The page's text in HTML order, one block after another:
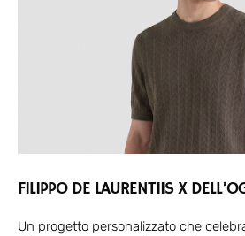
FILIPPO DE LAURENTIIS X
Un progetto personalizzato che